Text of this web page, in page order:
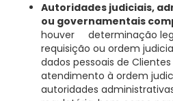
Autoridades judiciais,
ou governamentais
houver determinação
requisição ou ordem
dados pessoais de
atendimento à ordem
autoridades